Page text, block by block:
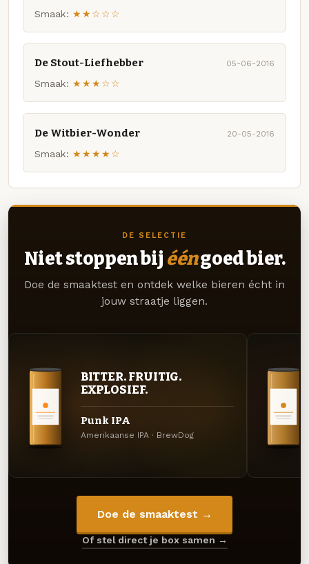
Smaak: ★★☆☆☆
De Stout-Liefhebber 05-06-2016
Smaak: ★★★☆☆
De Witbier-Wonder 20-05-2016
Smaak: ★★★★☆
DE SELECTIE
Niet stoppen bij ééngoed bier.
Doe de smaaktest en ontdek welke bieren écht in
jouw straatje liggen.
BITTER. FRUITIG.
EXPLOSIEF.
Punk IPA
Amerikaanse IPA · BrewDog
Doe de smaaktest →
Of stel direct je box samen →